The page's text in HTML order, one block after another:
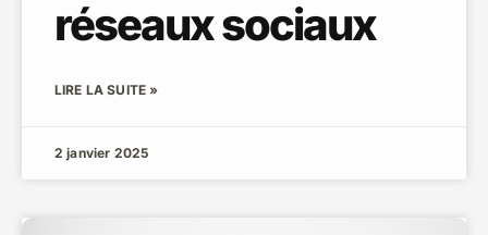
réseaux sociaux
LIRE LA SUITE »
2 janvier 2025